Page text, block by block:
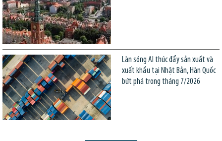
Làn sóng AI thúc đẩy sản xuất và
xuất khẩu tại Nhật Bản, Hàn Quốc
bứt phá trong tháng 7/2026